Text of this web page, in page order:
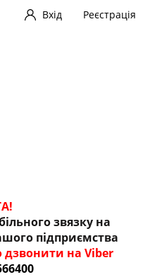
Вхід Реєстрація
звязку на
підприємства
на Viber